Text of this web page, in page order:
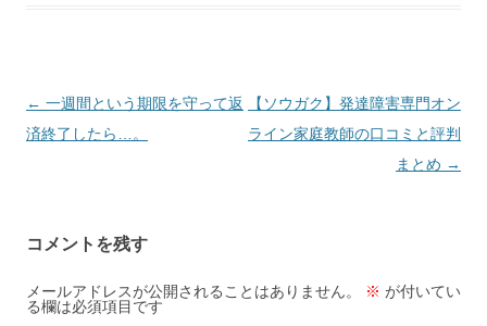
投
稿
ー
シ
ョ
← 一週間という期限を守って返
済終了したら…。
【ソウガク】発達障害専門オン
ライン家庭教師の口コミと評判
まとめ →
コメントを残す
メールアドレスが公開されることはありません。 ※ が付いてい
る欄は必須項目です